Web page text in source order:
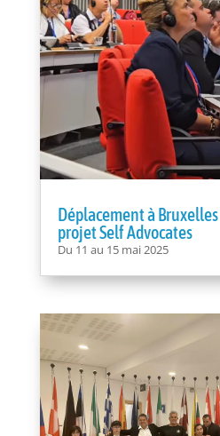
Déplacement à
projet Self Advocates
Du 11 au 15 mai 2025